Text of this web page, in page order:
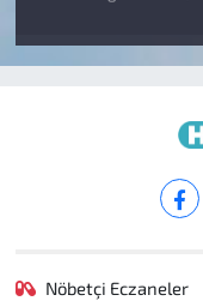
Nöbetçi Eczaneler